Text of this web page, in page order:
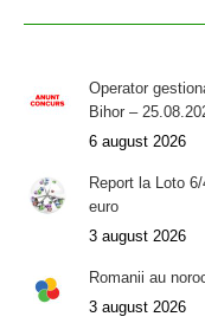
Operator
Bihor –
6 august 2026
Report la Loto
euro
3 august 2026
Romanii au
3 august 2026